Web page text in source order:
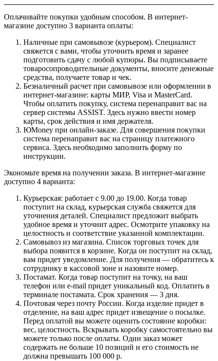
Оплачивайте покупки удобным способом. В интернет-
магазине доступно 3 варианта оплаты:
Наличные при самовывозе (курьером). Специалист
свяжется с вами, чтобы уточнить время и заранее
подготовить сдачу с любой купюры. Вы подписываете
товаросопроводительные документы, вносите денежные
средства, получаете товар и чек.
Безналичный расчет при самовывозе или оформлении в
интернет-магазине: карты МИР, Visa и MasterCard.
Чтобы оплатить покупку, система перенаправит вас на
сервер системы ASSIST. Здесь нужно ввести номер
карты, срок действия и имя держателя.
ЮMoney при онлайн-заказе. Для совершения покупки
система перенаправит вас на страницу платежного
сервиса. Здесь необходимо заполнить форму по
инструкции.
Экономьте время на получении заказа. В интернет-магазине
доступно 4 варианта:
Курьерская: работает с 9.00 до 19.00. Когда товар
поступит на склад, курьерская служба свяжется для
уточнения деталей. Специалист предложит выбрать
удобное время и уточнит адрес. Осмотрите упаковку на
целостность и соответствие указанной комплектации.
Самовывоз из магазина. Список торговых точек для
выбора появится в корзине. Когда он поступит на склад,
вам придет уведомление. Для получения — обратитесь к
сотруднику в кассовой зоне и назовите номер.
Постамат. Когда товар поступит на точку, на ваш
телефон или e-mail придет уникальный код. Оплатить в
терминале постамата. Срок хранения — 3 дня.
Почтовая через почту России. Когда изделие придет в
отделение, на ваш адрес придет извещение о посылке.
Перед оплатой вы можете оценить состояние коробки:
вес, целостность. Вскрывать коробку самостоятельно вы
можете только после оплаты. Один заказ может
содержать не больше 10 позиций и его стоимость не
должна превышать 100 000 р.